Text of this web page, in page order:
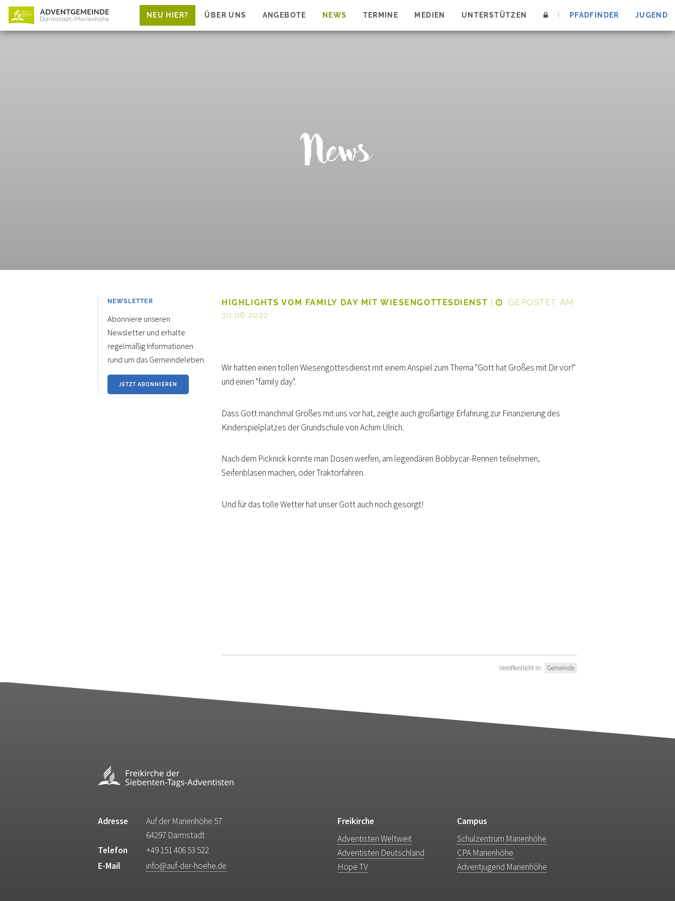
NEU HIER? ÜBER UNS ANGEBOTE NEWS TERMINE MEDIEN UNTERSTÜTZEN PFADFINDER JUGEND
News
NEWSLETTER
Abonniere unseren
Newsletter und erhalte
regelmäßig Informationen
rund um das Gemeindeleben.
JETZT ABONNIEREN
HIGHLIGHTS VOM FAMILY DAY MIT WIESENGOTTESDIENST |
GEPOSTET AM
30.06.2022
Wir hatten einen tollen Wiesengottesdienst mit einem Anspiel zum Thema "Gott hat Großes mit Dir vor!"
und einen "family day".
Dass Gott manchmal Großes mit uns vor hat, zeigte auch großartige Erfahrung zur Finanzierung des
Kinderspielplatzes der Grundschule von Achim Ulrich.
Nach dem Picknick konnte man Dosen werfen, am legendären Bobbycar-Rennen teilnehmen,
Seifenblasen machen, oder Traktorfahren.
Und für das tolle Wetter hat unser Gott auch noch gesorgt!
Veröffentlicht in: Gemeinde
Adresse
Auf der Marienhöhe 57
64297 Darmstadt
Telefon
+49 151 406 53 522
E-Mail
info@auf-der-hoehe.de
Freikirche
Adventisten Weltweit
Adventisten Deutschland
Hope TV
Campus
Schulzentrum Marienhöhe
CPA Marienhöhe
Adventjugend Marienhöhe